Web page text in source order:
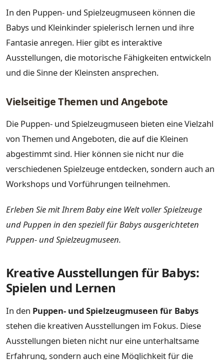
In den Puppen- und Spielzeugmuseen können die
Babys und Kleinkinder spielerisch lernen und ihre
Fantasie anregen. Hier gibt es interaktive
Ausstellungen, die motorische Fähigkeiten entwickeln
und die Sinne der Kleinsten ansprechen.
Vielseitige Themen und Angebote
Die Puppen- und Spielzeugmuseen bieten eine Vielzahl
von Themen und Angeboten, die auf die Kleinen
abgestimmt sind. Hier können sie nicht nur die
verschiedenen Spielzeuge entdecken, sondern auch an
Workshops und Vorführungen teilnehmen.
Erleben Sie mit Ihrem Baby eine Welt voller Spielzeuge
und Puppen in den speziell für Babys ausgerichteten
Puppen- und Spielzeugmuseen.
Kreative Ausstellungen für Babys:
Spielen und Lernen
In den Puppen- und Spielzeugmuseen für Babys
stehen die kreativen Ausstellungen im Fokus. Diese
Ausstellungen bieten nicht nur eine unterhaltsame
Erfahrung, sondern auch eine Möglichkeit für die